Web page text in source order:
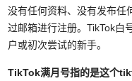
没有任何资料、没有发布任
过邮箱进行注册。TikTok白
户或初次尝试的新手。
TikTok满月号指的是这个